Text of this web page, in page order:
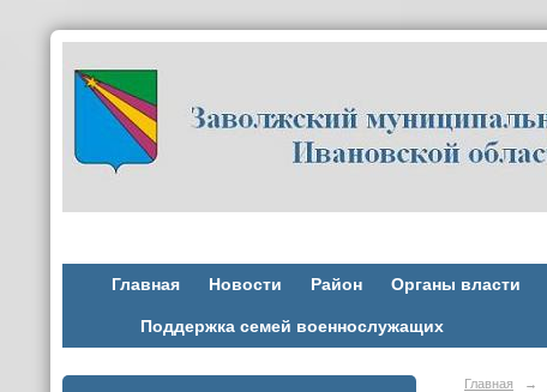
Главная Новости Район Органы власти
Поддержка семей военнослужащих
Главная →